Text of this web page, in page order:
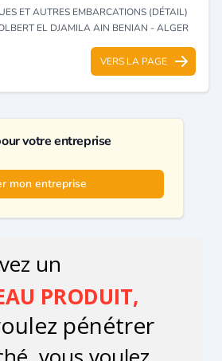
ET AUTRES EMBARCATIONS (DÉTAIL)
EL DJAMILA AIN BENIAN - ALGER
VERS LA PAGE
votre entreprise
mon entreprise